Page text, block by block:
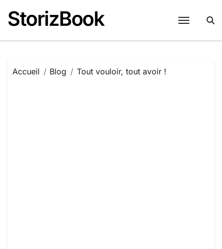
contenu
StorizBook
Accueil Blog Tout vouloir, tout avoir !